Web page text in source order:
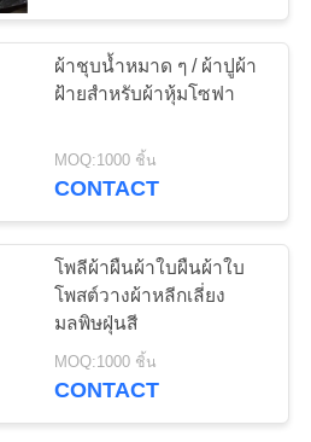
ผ้า
ผ้าชุบน้ำหมาด ๆ / ผ้าปูผ้า
ฝ้ายสำหรับผ้าหุ้มโซฟา
MOQ:1000 ชิ้น
CONTACT
โพลีผ้าผืนผ้าใบผืนผ้าใบ
โพสต์วางผ้าหลีกเลี่ยง
มลพิษฝุ่นสี
MOQ:1000 ชิ้น
CONTACT